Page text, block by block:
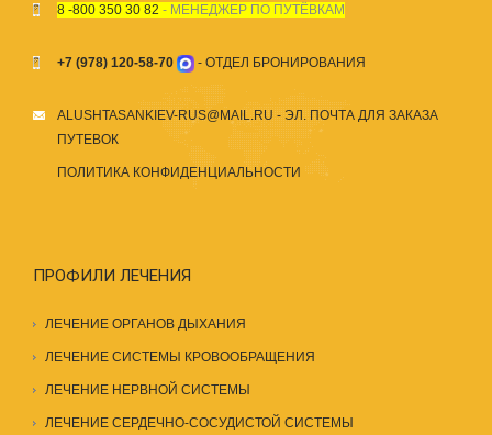
8 -800 350 30 82 - МЕНЕДЖЕР ПО ПУТЁВКАМ
+7 (978) 120-58-70 - ОТДЕЛ БРОНИРОВАНИЯ
ALUSHTASANKIEV-RUS@MAIL.RU- ЭЛ. ПОЧТА ДЛЯ ЗАКАЗА
ПУТЕВОК
ПОЛИТИКА КОНФИДЕНЦИАЛЬНОСТИ
ПРОФИЛИ ЛЕЧЕНИЯ
ЛЕЧЕНИЕ ОРГАНОВ ДЫХАНИЯ
ЛЕЧЕНИЕ СИСТЕМЫ КРОВООБРАЩЕНИЯ
ЛЕЧЕНИЕ НЕРВНОЙ СИСТЕМЫ
ЛЕЧЕНИЕ СЕРДЕЧНО-СОСУДИСТОЙ СИСТЕМЫ